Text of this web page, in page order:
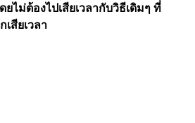
ไม่ต้องไปเสียเวลากับวิธีเดิมๆ ที่
สียเวลา